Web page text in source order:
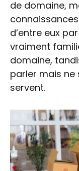
de domaine,
d’entre eux
vraiment
domaine,
parler mais ne
servent.